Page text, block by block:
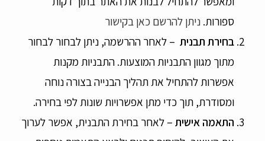
ספורות.ניתן להרשם כאן בקישור
בחירת תבנית – לאחר ההרשמה, ניתן לבחור לבחור
מתוך מגוון התבניות המוצעות. התבניות מקנות
אפשרות להתחיל את תהליך הבנייה בצורה נוחה
ומסודרת, תוך כדי מתן אפשרויות שונות לפי בחירה.
התאמה אישית – לאחר בחירת התבנית, אפשר לערוך